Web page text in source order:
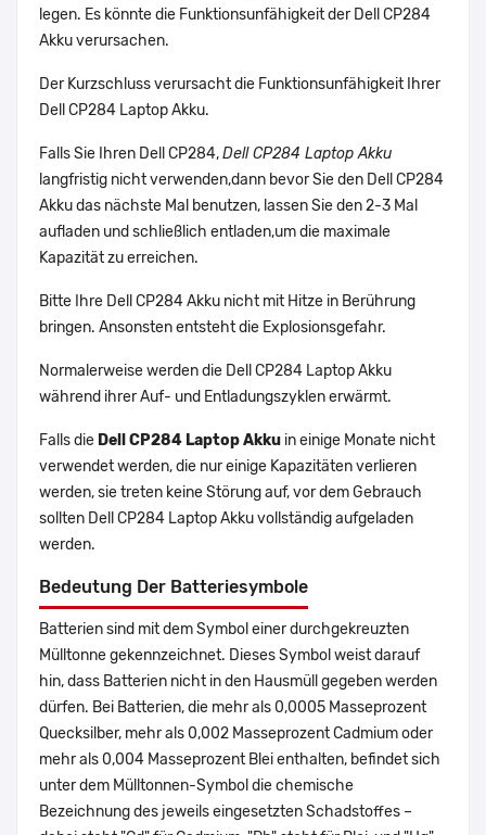
legen. Es könnte die Funktionsunfähigkeit der Dell CP284
Akku verursachen.
Der Kurzschluss verursacht die Funktionsunfähigkeit Ihrer
Dell CP284 Laptop Akku.
Falls Sie Ihren Dell CP284,Dell CP284 Laptop Akku
langfristig nicht verwenden,dann bevor Sie den Dell CP284
Akku das nächste Mal benutzen, lassen Sie den 2-3 Mal
aufladen und schließlich entladen,um die maximale
Kapazität zu erreichen.
Bitte Ihre Dell CP284 Akku nicht mit Hitze in Berührung
bringen. Ansonsten entsteht die Explosionsgefahr.
Normalerweise werden die Dell CP284 Laptop Akku
während ihrer Auf- und Entladungszyklen erwärmt.
Falls die Dell CP284 Laptop Akku in einige Monate nicht
verwendet werden, die nur einige Kapazitäten verlieren
werden, sie treten keine Störung auf, vor dem Gebrauch
sollten Dell CP284 Laptop Akku vollständig aufgeladen
werden.
Bedeutung Der Batteriesymbole
Batterien sind mit dem Symbol einer durchgekreuzten
Mülltonne gekennzeichnet. Dieses Symbol weist darauf
hin, dass Batterien nicht in den Hausmüll gegeben werden
dürfen. Bei Batterien, die mehr als 0,0005 Masseprozent
Quecksilber, mehr als 0,002 Masseprozent Cadmium oder
mehr als 0,004 Masseprozent Blei enthalten, befindet sich
unter dem Mülltonnen-Symbol die chemische
Bezeichnung des jeweils eingesetzten Schadstoffes –